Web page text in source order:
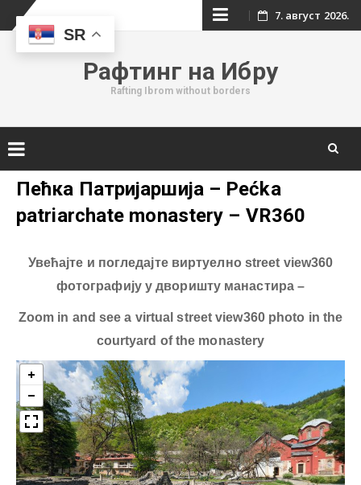
Skip
content
7. август 2026.
Рафтинг на Ибру
Rafting Ibrom without borders
Skip
content
Пећка Патријаршија – Pećka
patriarchate monastery – VR360
Увећајте и погледајте виртуелно street view360
фотографију у дворишту манастира –
Zoom in and see a virtual street view360 photo in the
courtyard of the monastery
SR